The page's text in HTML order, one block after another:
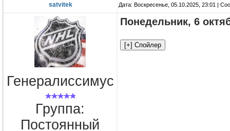
satvitek Дата: Воскресенье, 05.10.2025, 23:01 |
Генералиссимус
Группа:
Постоянный
Понедельник, 6